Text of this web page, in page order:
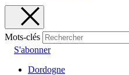
Mots-clés
S'abonner
Dordogne